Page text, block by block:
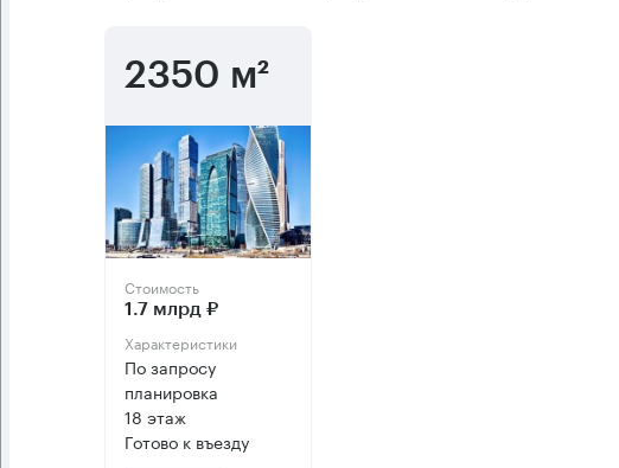
2350 м²
Стоимость
1.7 млрд ₽
Характеристики
По запросу
планировка
18 этаж
Готово к въезду